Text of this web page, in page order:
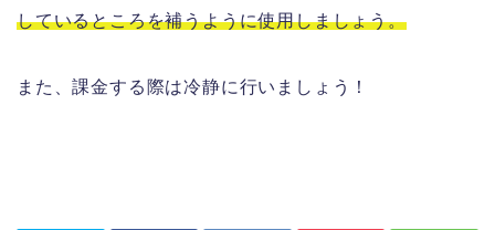
しているところを補うように使用しましょう。
また、課金する際は冷静に行いましょう！